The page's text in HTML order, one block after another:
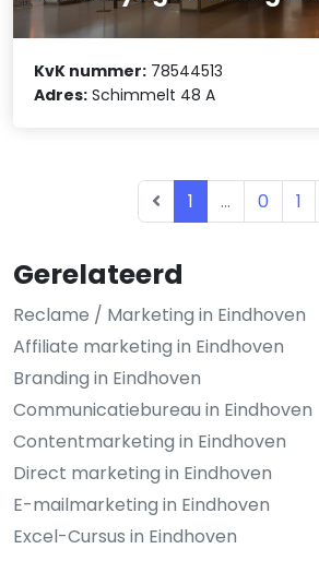
Gerelateerd
Reclame / Marketing in Eindhoven
Affiliate marketing in Eindhoven
Branding in Eindhoven
Communicatiebureau in Eindhoven
Contentmarketing in Eindhoven
Direct marketing in Eindhoven
E-mailmarketing in Eindhoven
Excel-Cursus in Eindhoven
KvK nummer: 78544513
Adres: Schimmelt 48 A
1 ... 0 1